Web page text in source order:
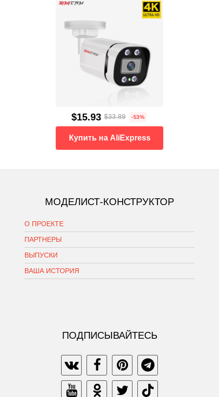
$15.93 $33.89 -53%
Купить на AliExpress
МОДЕЛИСТ-КОНСТРУКТОР
О ПРОЕКТЕ
ПАРТНЕРЫ
ВЫПУСКИ
ВАША ИСТОРИЯ
ПОДПИСЫВАЙТЕСЬ